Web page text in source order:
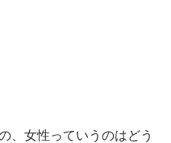
、女性っていうのはどう